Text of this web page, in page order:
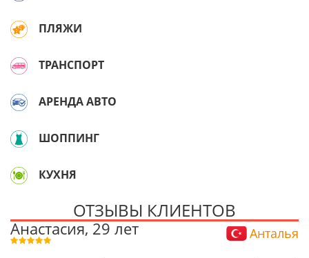
ПЛЯЖИ
ТРАНСПОРТ
АРЕНДА АВТО
ШОППИНГ
КУХНЯ
ОТЗЫВЫ КЛИЕНТОВ
Анастасия, 29 лет Анталья